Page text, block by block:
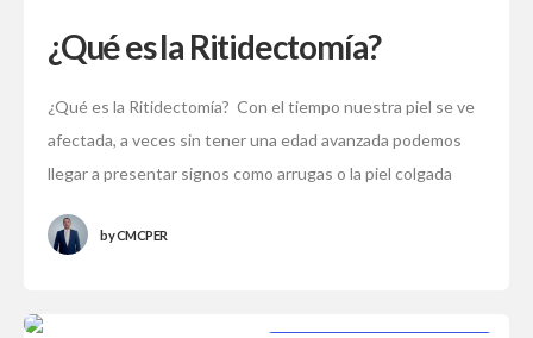
¿Qué es la Ritidectomía?
¿Qué es la Ritidectomía? Con el tiempo nuestra piel se ve
afectada, a veces sin tener una edad avanzada podemos
llegar a presentar signos como arrugas o la piel colgada
byCMCPER